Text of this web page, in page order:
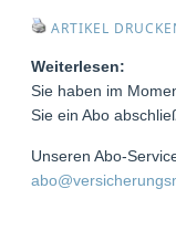
ARTIKEL
Weiterlesen:
Sie haben im
Sie ein Abo
Unseren Abo-